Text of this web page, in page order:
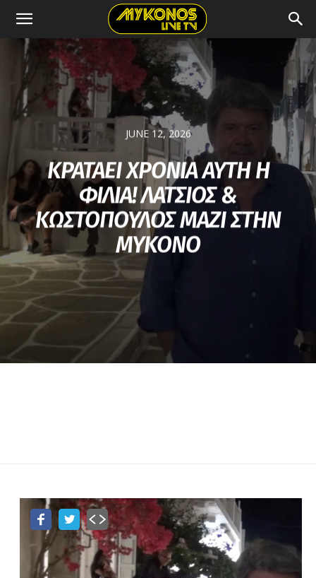
JUNE 12, 2026
ΚΡΑΤΑΕΙ ΧΡΟΝΙΑ ΑΥΤΗ Η
ΦΙΛΙΑ! ΛΑΤΣΙΟΣ &
ΚΩΣΤΟΠΟΥΛΟΣ ΜΑΖΙ ΣΤΗΝ
ΜΥΚΟΝΟ